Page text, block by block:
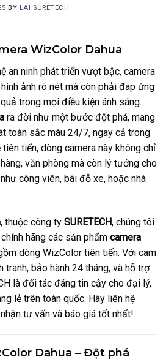
BY LAI SURETECH
WizColor Dahua
an ninh phát triển vượt bậc, camera
ảnh rõ nét mà còn phải đáp ứng
trong mọi điều kiện ánh sáng.
ra đời như một bước đột phá, mang
toàn sắc màu 24/7, ngay cả trong
tiến, dòng camera này không chỉ
văn phòng mà còn lý tưởng cho
công viên, bãi đỗ xe, hoặc nhà
, thuộc công ty SURETECH, chúng tôi
hãng các sản phẩm camera
dòng WizColor tiên tiến. Với cam
bảo hành 24 tháng, và hỗ trợ
là đối tác đáng tin cậy cho đại lý,
lẻ trên toàn quốc. Hãy liên hệ
tư vấn và báo giá tốt nhất!
Dahua – Đột phá